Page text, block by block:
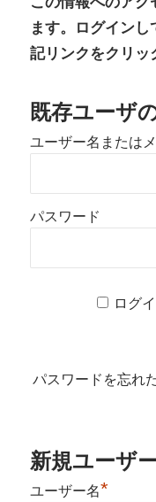
ます。ログイン
記リンクをクリッ
既存ユーザ
ユーザー名または
パスワード
ログ
パスワードを忘れ
新規ユーザ
ユーザー名*